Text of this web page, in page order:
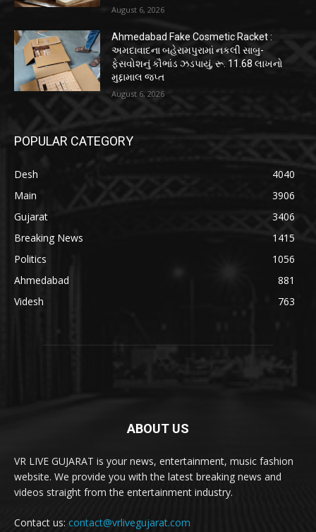
August 6, 2026
Ahmedabad Fake Cosmetic Racket :
અમદાવાદના બહેરામપુરામાં નકલી સાબુ-
ફેસવોશનું કૌભાંડ ઝડપાયું, રૂ. 11.68 લાખનો
મુદ્દામાલ જપ્ત
August 6, 2026
POPULAR CATEGORY
Desh
4040
Main
3906
Gujarat
3406
Breaking News
1415
Politics
1056
Ahmedabad
881
Videsh
763
ABOUT US
VR LIVE GUJARAT is your news, entertainment, music fashion
website. We provide you with the latest breaking news and
videos straight from the entertainment industry.
Contact us: contact@vrlivegujarat.com